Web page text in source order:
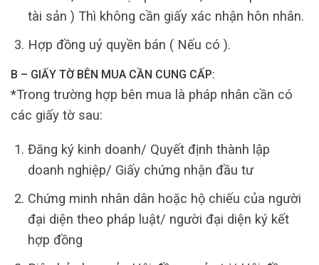
tài sản ) Thì không cần giấy xác nhận hôn nhân.
Hợp đồng uỷ quyền bán ( Nếu có ).
B – GIẤY TỜ BÊN MUA CẦN CUNG CẤP:
*Trong trường hợp bên mua là pháp nhân cần có
các giấy tờ sau:
Đăng ký kinh doanh/ Quyết định thành lập
doanh nghiệp/ Giấy chứng nhận đầu tư
Chứng minh nhân dân hoặc hộ chiếu của người
đại diện theo pháp luật/ người đại diện ký kết
hợp đồng